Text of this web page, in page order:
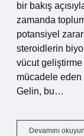
bir bakış
zamanda
potansiyel
steroidlerin
vücut geliştirme
mücadele
Gelin, bu…
Devamını okuyun